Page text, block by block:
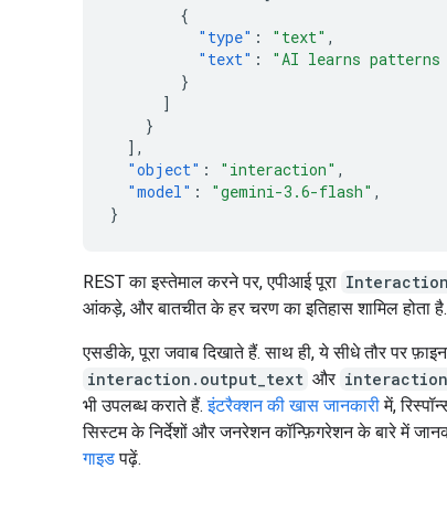
{
"type" : "text" ,
"text" :
"AI learns patterns
}
]
}
],
"object" : "interaction" ,
"model" : "gemini-3.6-flash" ,
}
REST का इस्तेमाल करने पर, एपीआई पूरा Interaction
आंकड़े, और बातचीत के हर चरण का इतिहास शामिल होता है.
एसडीके, पूरा जवाब दिखाते हैं. साथ ही, ये सीधे तौर पर
interaction.output_text और
भी उपलब्ध कराते हैं.इंटरैक्शन की खास जानकारीमें,
सिस्टम के निर्देशों और जनरेशन कॉन्फ़िगरेशन के बारे में
गाइडपढ़ें.